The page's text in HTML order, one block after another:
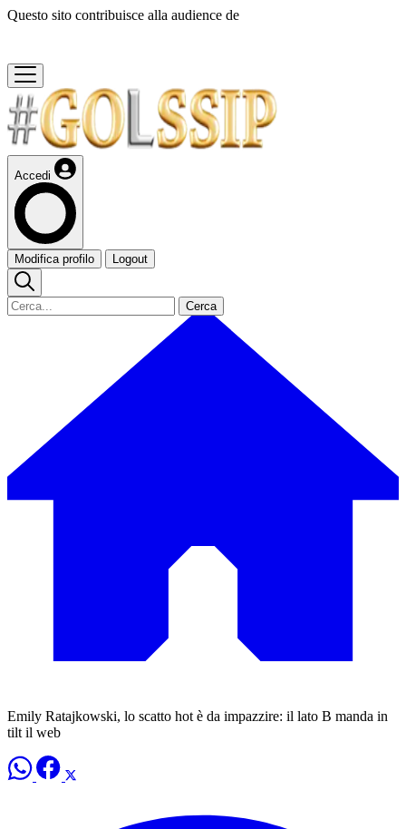
Questo sito contribuisce alla audience de
Accedi
Modifica profilo Logout
Cerca
Emily Ratajkowski, lo scatto hot è da impazzire: il lato B manda in
tilt il web